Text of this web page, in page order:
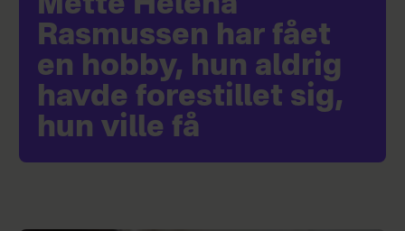
Rasmussen har fået
en hobby, hun aldrig
havde forestillet sig,
hun ville få